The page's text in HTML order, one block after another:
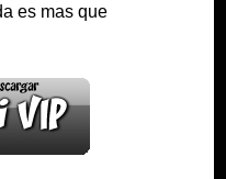
es mas que